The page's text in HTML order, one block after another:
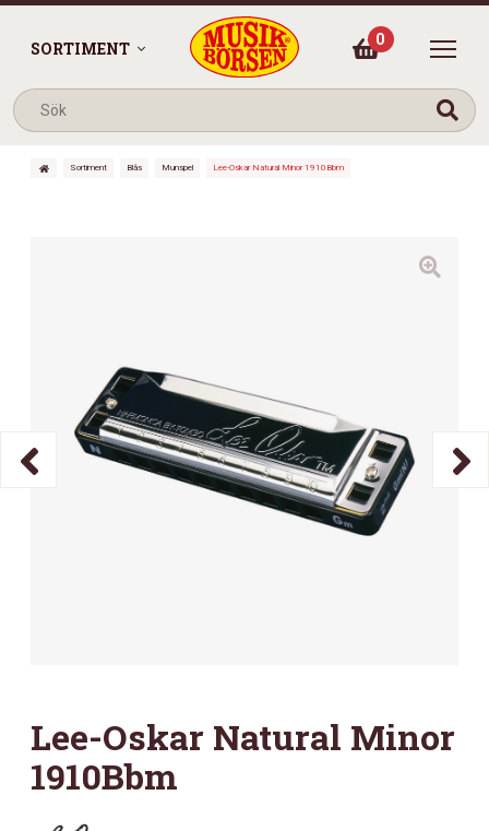
SORTIMENT 0
Sortiment Blås Munspel Lee-Oskar Natural Minor 1910Bbm
Lee-Oskar Natural Minor
1910Bbm